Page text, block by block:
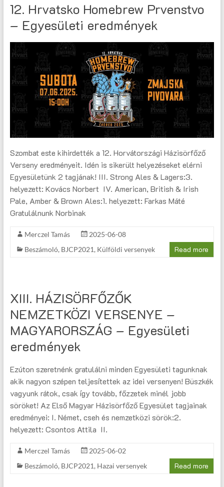
12. Hrvatsko Homebrew Prvenstvo
– Egyesületi eredmények
Szombat este kihirdették a 12. Horvátországi Házisörfőző
Verseny eredményeit. Idén is sikerült helyezéseket elérni
Egyesületünk 2 tagjának! III. Strong Ales & Lagers:3.
helyezett: Kovács Norbert IV. American, British & Irish
Pale, Amber & Brown Ales:1. helyezett: Farkas Máté
Gratulálnunk Norbinak
Merczel Tamás
2025-06-08
Beszámoló, BJCP2021, Külföldi versenyek Read more
XIII. HÁZISÖRFŐZŐK
NEMZETKÖZI VERSENYE –
MAGYARORSZÁG – Egyesületi
eredmények
Ezúton szeretnénk gratulálni minden Egyesületi tagunknak
akik nagyon szépen teljesítettek az idei versenyen! Büszkék
vagyunk rátok, csak így tovább, főzzetek minél jobb
söröket! Az Első Magyar Házisörfőző Egyesület tagjainak
eredményei: I. Német, cseh és nemzetközi sörök:2.
helyezett: Csontos Attila II.
Merczel Tamás
2025-06-02
Beszámoló, BJCP2021, Hazai versenyek Read more